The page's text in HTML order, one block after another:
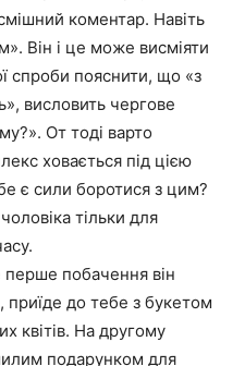
коментар. Навіть
Він і це може висміяти
спроби пояснити, що «з
висловить чергове
От тоді варто
ховається під цією
є сили боротися з цим?
тільки для
побачення він
до тебе з букетом
квітів. На другому
подарунком для